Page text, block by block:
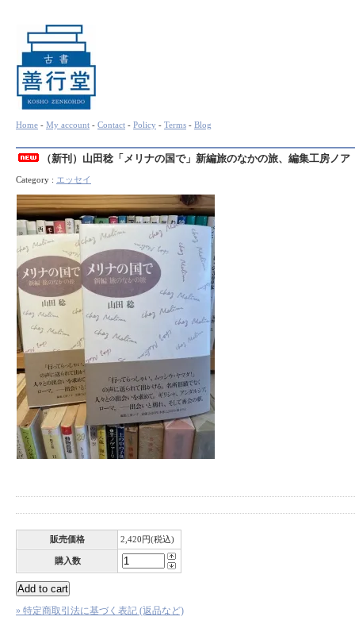
Home - My account - Contact - Policy - Terms - Blog
（新刊）山田稔「メリナの国で」新編旅のなかの旅、編集工房ノア
Category : エッセイ
販売価格 2,420円(税込)
購入数
» 特定商取引法に基づく表記 (返品など)